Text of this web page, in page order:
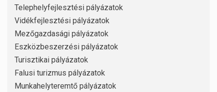
Telephelyfejlesztési pályázatok
Vidékfejlesztési pályázatok
Mezőgazdasági pályázatok
Eszközbeszerzési pályázatok
Turisztikai pályázatok
Falusi turizmus pályázatok
Munkahelyteremtő pályázatok